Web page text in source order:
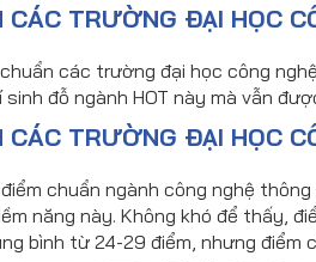
CÁC TRƯỜNG ĐẠI HỌC
các trường đại học công
sinh đỗ ngành HOT này mà vẫn
CÁC TRƯỜNG ĐẠI HỌC
chuẩn ngành công nghệ
năng này. Không khó để thấy,
bình từ 24-29 điểm, nhưng điểm